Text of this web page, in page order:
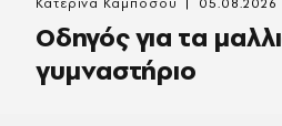
Οδηγός για τα
γυμναστήριο